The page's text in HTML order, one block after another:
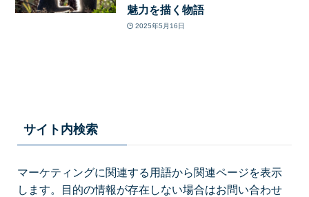
魅力を描く物語
2025年5月16日
サイト内検索
マーケティングに関連する用語から関連ページを表示
します。目的の情報が存在しない場合はお問い合わせ